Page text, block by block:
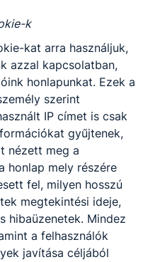
k
kat arra használjuk,
azzal kapcsolatban,
honlapunkat. Ezek a
szerint
IP címet is csak
gyűjtenek,
nézett meg a
honlap mely részére
fel, milyen hosszú
megtekintési ideje,
hibaüzenetek. Mindez
a felhasználók
javítása céljából